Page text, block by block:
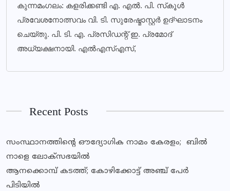
കുന്നമംഗലം: കളരിക്കണ്ടി എ. എല്‍. പി. സ്‌കൂള്‍
പ്രവേശനോത്സവം വി. ടി. സുരേഷ്മാസ്റ്റര്‍ ഉദ്ഘാടനം
ചെയ്തു. പി. ടി. എ. പ്രസിഡന്റ് ഇ. പ്രമോദ്
അധ്യക്ഷനായി. എല്‍എസ്എസ്,
Recent Posts
സംസ്ഥാനത്തിന്‍റെ ഔദ്യോഗിക നാമം കേരളം; ബില്‍
നാളെ ലോക്സഭയില്‍
ആനക്കൊമ്പ് കടത്ത്; കോഴിക്കോട്ട് അഞ്ച് പേർ
പിടിയിൽ